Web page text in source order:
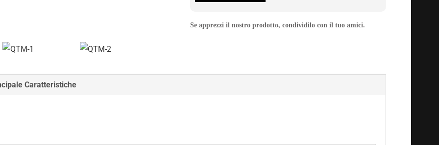
Se apprezzi il nostro prodotto, condividilo con il tuo amici.
Caratteristiche